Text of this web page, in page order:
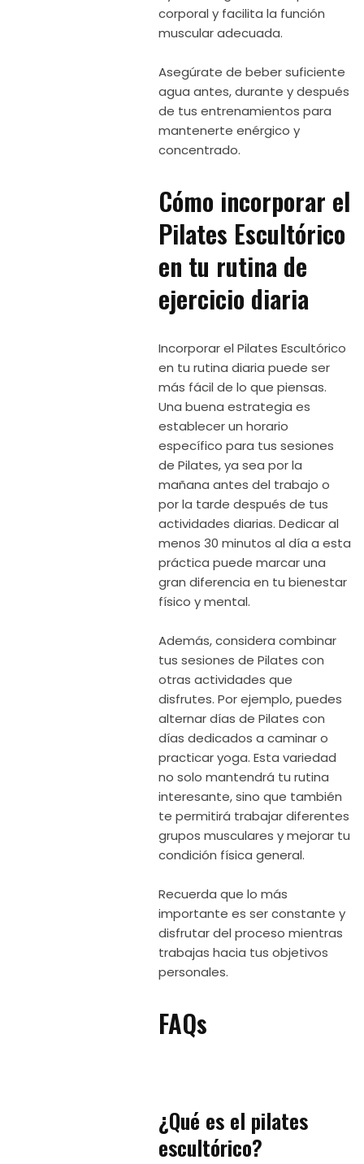
corporal y facilita la función
muscular adecuada.
Asegúrate de beber suficiente
agua antes, durante y después
de tus entrenamientos para
mantenerte enérgico y
concentrado.
Cómo incorporar el
Pilates Escultórico
en tu rutina de
ejercicio diaria
Incorporar el Pilates Escultórico
en tu rutina diaria puede ser
más fácil de lo que piensas.
Una buena estrategia es
establecer un horario
específico para tus sesiones
de Pilates, ya sea por la
mañana antes del trabajo o
por la tarde después de tus
actividades diarias. Dedicar al
menos 30 minutos al día a esta
práctica puede marcar una
gran diferencia en tu bienestar
físico y mental.
Además, considera combinar
tus sesiones de Pilates con
otras actividades que
disfrutes. Por ejemplo, puedes
alternar días de Pilates con
días dedicados a caminar o
practicar yoga. Esta variedad
no solo mantendrá tu rutina
interesante, sino que también
te permitirá trabajar diferentes
grupos musculares y mejorar tu
condición física general.
Recuerda que lo más
importante es ser constante y
disfrutar del proceso mientras
trabajas hacia tus objetivos
personales.
FAQs
¿Qué es el pilates
escultórico?